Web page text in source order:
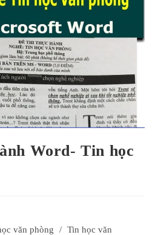
Word- Tin học
văn phòng / Tin học văn